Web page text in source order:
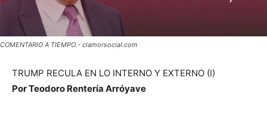
COMENTARIO A TIEMPO.- clamorsocial.com
TRUMP RECULA EN LO INTERNO Y EXTERNO (I)
Por Teodoro Rentería Arróyave